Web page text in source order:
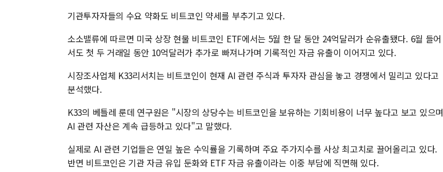
기관투자자들의 수요 약화도 비트코인 약세를 부추기고 있다.
소소밸류에 따르면 미국 상장 현물 비트코인 ETF에서는 5월 한 달 동안 24억달러가 순유출됐다. 6월 들어
서도 첫 두 거래일 동안 10억달러가 추가로 빠져나가며 기록적인 자금 유출이 이어지고 있다.
시장조사업체 K33리서치는 비트코인이 현재 AI 관련 주식과 투자자 관심을 놓고 경쟁에서 밀리고 있다고
분석했다.
K33의 베틀레 룬데 연구원은 "시장의 상당수는 비트코인을 보유하는 기회비용이 너무 높다고 보고 있으며
AI 관련 자산은 계속 급등하고 있다"고 말했다.
실제로 AI 관련 기업들은 연일 높은 수익률을 기록하며 주요 주가지수를 사상 최고치로 끌어올리고 있다.
반면 비트코인은 기관 자금 유입 둔화와 ETF 자금 유출이라는 이중 부담에 직면해 있다.